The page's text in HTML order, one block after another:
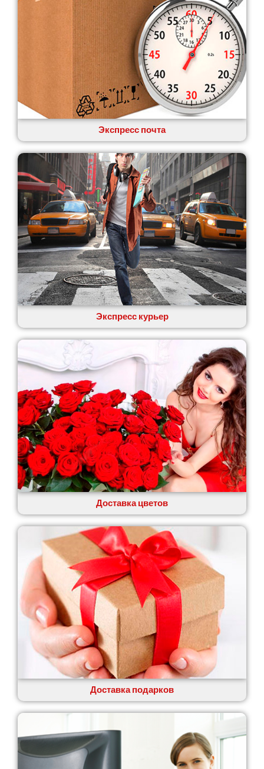
Экспресс почта
Экспресс курьер
Доставка цветов
Доставка подарков